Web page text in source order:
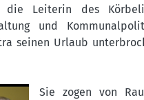
die Leiterin des
und
seinen Urlaub
Sie zogen von